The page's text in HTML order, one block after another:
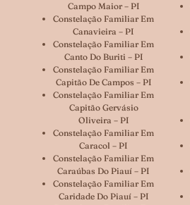
Campo Maior – PI
Constelação Familiar Em
Canavieira – PI
Constelação Familiar Em
Canto Do Buriti – PI
Constelação Familiar Em
Capitão De Campos – PI
Constelação Familiar Em
Capitão Gervásio
Oliveira – PI
Constelação Familiar Em
Caracol – PI
Constelação Familiar Em
Caraúbas Do Piauí – PI
Constelação Familiar Em
Caridade Do Piauí – PI